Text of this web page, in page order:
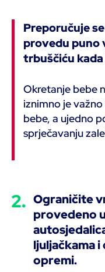
Preporučuje
provedu puno
trbuščiću kada
Okretanje bebe
iznimno je
bebe, a ujedno
sprječavanju
2. Ograničite
provedeno
ljuljačkama
opremi.